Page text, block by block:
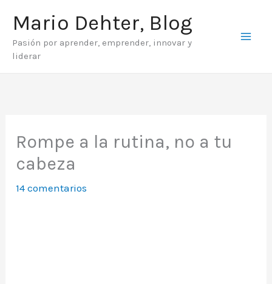
contenido
Mario Dehter, Blog
Pasión por aprender, emprender, innovar y
liderar
Rompe a la rutina, no a tu
cabeza
14 comentarios